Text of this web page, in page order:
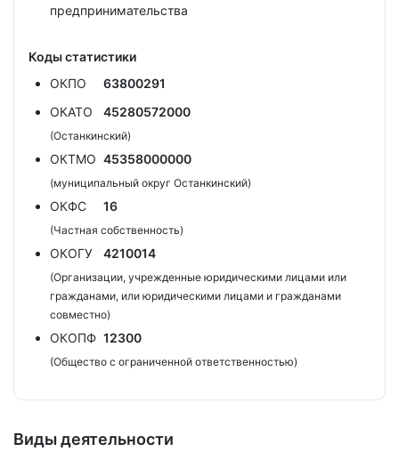
предпринимательства
Коды статистики
ОКПО
63800291
ОКАТО
45280572000
(Останкинский)
ОКТМО 45358000000
(муниципальный округ Останкинский)
ОКФС 16
(Частная собственность)
ОКОГУ 4210014
(Организации, учрежденные юридическими лицами или
гражданами, или юридическими лицами и гражданами
совместно)
ОКОПФ 12300
(Общество с ограниченной ответственностью)
Виды деятельности